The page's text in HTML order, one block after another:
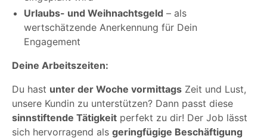
Urlaubs- und Weihnachtsgeld – als
wertschätzende Anerkennung für Dein
Engagement
Deine Arbeitszeiten:
Du hast unter der Woche vormittags Zeit und Lust,
unsere Kundin zu unterstützen? Dann passt diese
sinnstiftende Tätigkeit perfekt zu dir! Der Job lässt
sich hervorragend als geringfügige Beschäftigung